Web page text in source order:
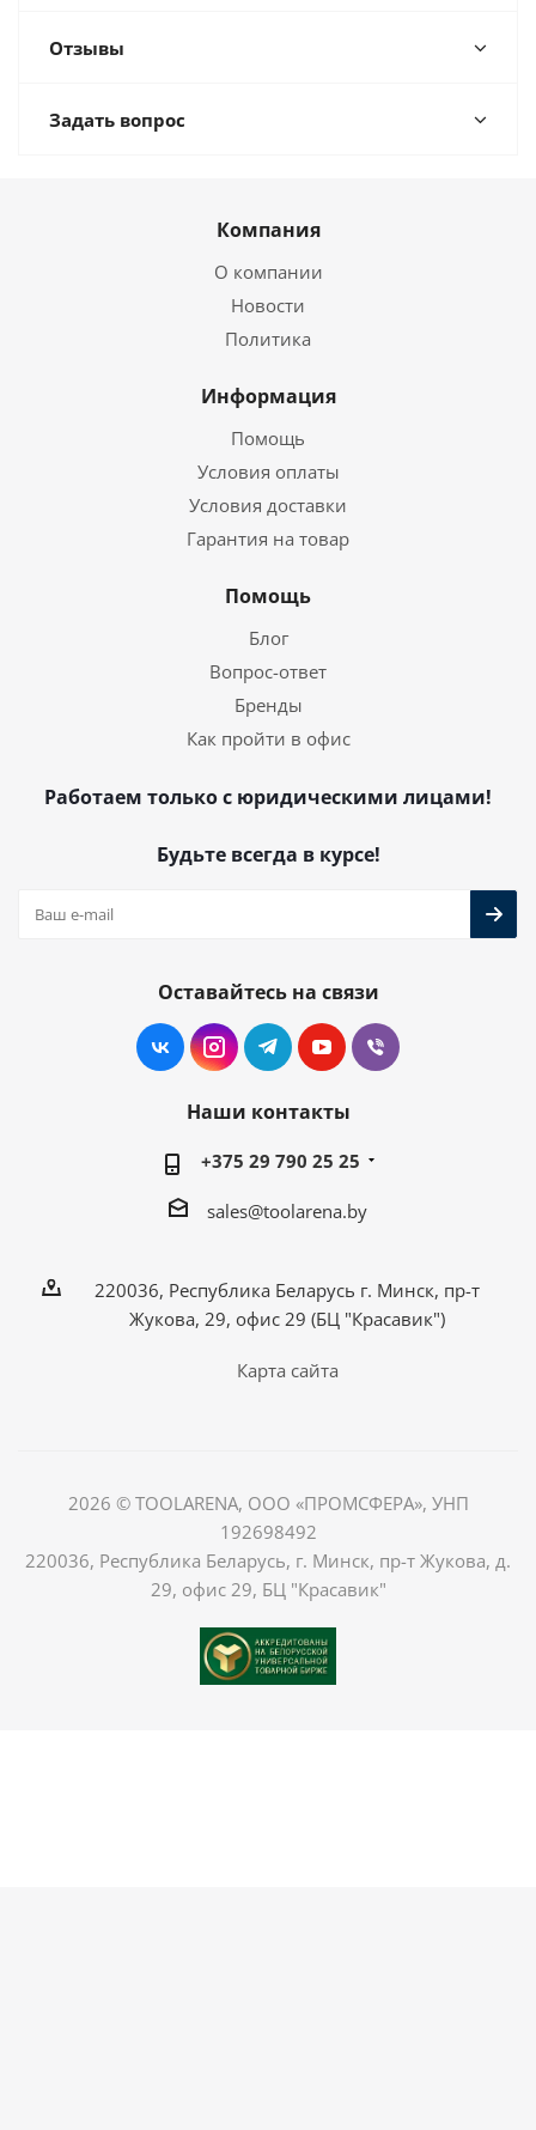
Отзывы
Задать вопрос
Компания
О компании
Новости
Политика
Информация
Помощь
Условия оплаты
Условия доставки
Гарантия на товар
Помощь
Блог
Вопрос-ответ
Бренды
Как пройти в офис
Работаем только с юридическими лицами!
Будьте всегда в курсе!
Оставайтесь на связи
Наши контакты
+375 29 790 25 25
sales@toolarena.by
220036, Республика Беларусь г. Минск, пр-т
Жукова, 29, офис 29 (БЦ "Красавик")
Карта сайта
2026 © TOOLARENA, ООО «ПРОМСФЕРА», УНП
192698492
220036, Республика Беларусь, г. Минск, пр-т Жукова, д.
29, офис 29, БЦ "Красавик"